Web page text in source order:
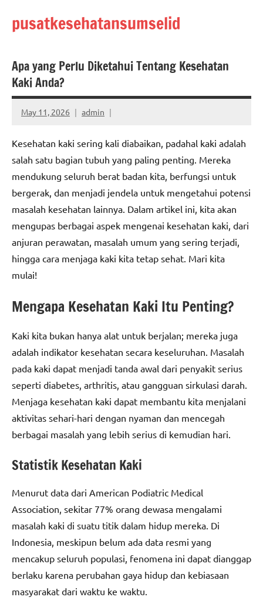
pusatkesehatansumselid
Apa yang Perlu Diketahui Tentang Kesehatan
Kaki Anda?
May 11, 2026 admin
Kesehatan kaki sering kali diabaikan, padahal kaki adalah
salah satu bagian tubuh yang paling penting. Mereka
mendukung seluruh berat badan kita, berfungsi untuk
bergerak, dan menjadi jendela untuk mengetahui potensi
masalah kesehatan lainnya. Dalam artikel ini, kita akan
mengupas berbagai aspek mengenai kesehatan kaki, dari
anjuran perawatan, masalah umum yang sering terjadi,
hingga cara menjaga kaki kita tetap sehat. Mari kita
mulai!
Mengapa Kesehatan Kaki Itu Penting?
Kaki kita bukan hanya alat untuk berjalan; mereka juga
adalah indikator kesehatan secara keseluruhan. Masalah
pada kaki dapat menjadi tanda awal dari penyakit serius
seperti diabetes, arthritis, atau gangguan sirkulasi darah.
Menjaga kesehatan kaki dapat membantu kita menjalani
aktivitas sehari-hari dengan nyaman dan mencegah
berbagai masalah yang lebih serius di kemudian hari.
Statistik Kesehatan Kaki
Menurut data dari American Podiatric Medical
Association, sekitar 77% orang dewasa mengalami
masalah kaki di suatu titik dalam hidup mereka. Di
Indonesia, meskipun belum ada data resmi yang
mencakup seluruh populasi, fenomena ini dapat dianggap
berlaku karena perubahan gaya hidup dan kebiasaan
masyarakat dari waktu ke waktu.